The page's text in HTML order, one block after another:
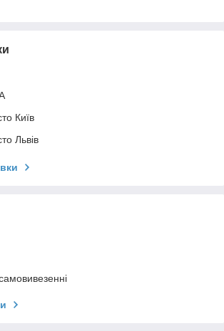
Київ
Львів